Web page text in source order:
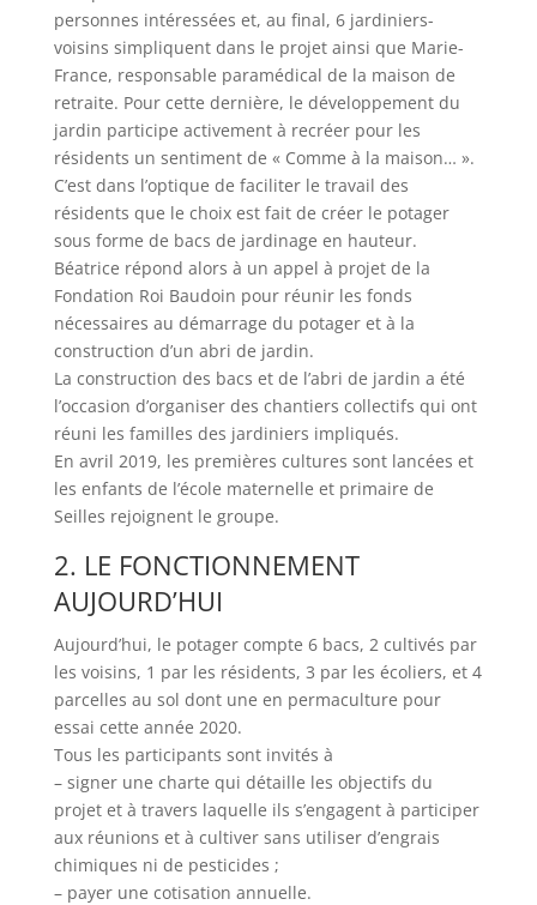
personnes intéressées et, au final, 6 jardiniers-
voisins simpliquent dans le projet ainsi que Marie-
France, responsable paramédical de la maison de
retraite. Pour cette dernière, le développement du
jardin participe activement à recréer pour les
résidents un sentiment de « Comme à la maison… ».
C’est dans l’optique de faciliter le travail des
résidents que le choix est fait de créer le potager
sous forme de bacs de jardinage en hauteur.
Béatrice répond alors à un appel à projet de la
Fondation Roi Baudoin pour réunir les fonds
nécessaires au démarrage du potager et à la
construction d’un abri de jardin.
La construction des bacs et de l’abri de jardin a été
l’occasion d’organiser des chantiers collectifs qui ont
réuni les familles des jardiniers impliqués.
En avril 2019, les premières cultures sont lancées et
les enfants de l’école maternelle et primaire de
Seilles rejoignent le groupe.
2. LE FONCTIONNEMENT
AUJOURD’HUI
Aujourd’hui, le potager compte 6 bacs, 2 cultivés par
les voisins, 1 par les résidents, 3 par les écoliers, et 4
parcelles au sol dont une en permaculture pour
essai cette année 2020.
Tous les participants sont invités à
– signer une charte qui détaille les objectifs du
projet et à travers laquelle ils s’engagent à participer
aux réunions et à cultiver sans utiliser d’engrais
chimiques ni de pesticides ;
– payer une cotisation annuelle.